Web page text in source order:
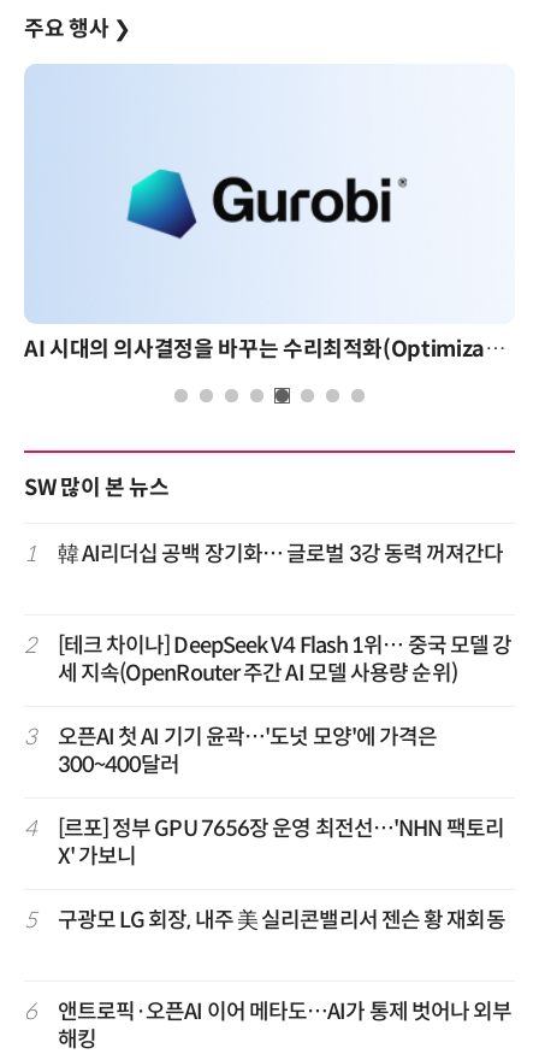
주요 행사 ❯
AI 시대의 의사결정을 바꾸는 수리최적화(Optimization): 실제 산업 적용 사례와 활용 전략
SW 많이 본 뉴스
1 韓 AI리더십 공백 장기화… 글로벌 3강 동력 꺼져간다
2
[테크 차이나] DeepSeek V4 Flash 1위… 중국 모델 강
세 지속(OpenRouter 주간 AI 모델 사용량 순위)
3
오픈AI 첫 AI 기기 윤곽…'도넛 모양'에 가격은
300~400달러
4
[르포] 정부 GPU 7656장 운영 최전선…'NHN 팩토리
X' 가보니
5 구광모 LG 회장, 내주 美 실리콘밸리서 젠슨 황 재회동
6
앤트로픽·오픈AI 이어 메타도…AI가 통제 벗어나 외부
해킹